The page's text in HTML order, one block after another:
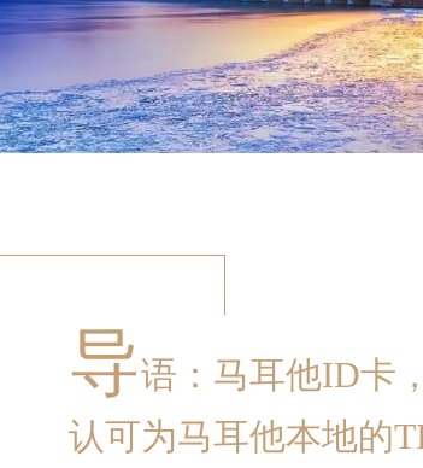
导语：马耳他ID卡
认可为马耳他本地的